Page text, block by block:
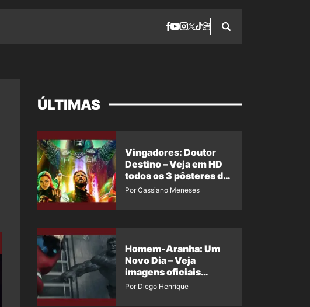
ÚLTIMAS
Vingadores: Doutor
Destino – Veja em HD
todos os 3 pôsteres de
‘Doomsday’ + 1 imagem
Por Cassiano Meneses
Homem-Aranha: Um
Novo Dia – Veja
imagens oficiais
descartadas do Hulk
Por Diego Henrique